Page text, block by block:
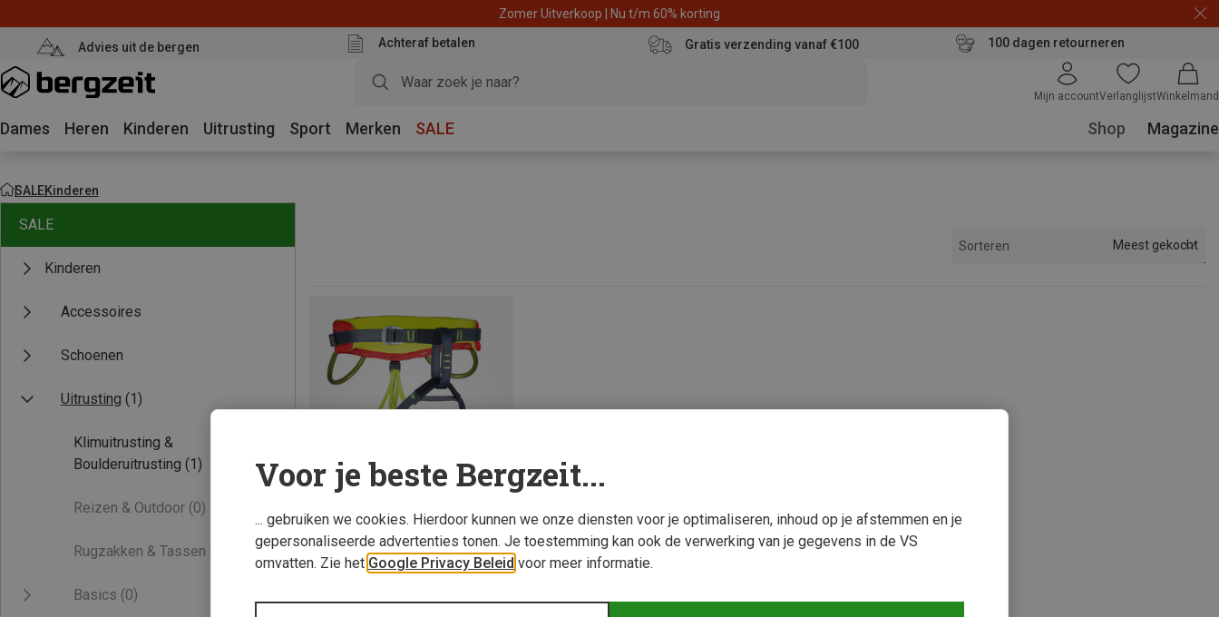
Zomer Uitverkoop | Nu t/m 60% korting
Advies uit de bergen Achteraf betalen Gratis verzending vanaf €100 100 dagen retourneren
Mijn accountVerlanglijstWinkelmand
Dames Heren Kinderen Uitrusting Sport Merken SALE Shop Magazine
SALEKinderen
SALE
Kinderen
Accessoires
Schoenen
Uitrusting (1)
Klimuitrusting &
Boulderuitrusting (1)
Reizen & Outdoor (0)
Rugzakken & Tassen
Basics (0)
Sorteren Meest gekocht
Voor je beste Bergzeit...
... gebruiken we cookies. Hierdoor kunnen we onze diensten voor je optimaliseren, inhoud op je afstemmen en je
gepersonaliseerde advertenties tonen. Je toestemming kan ook de verwerking van je gegevens in de VS
omvatten. Zie het Google Privacy Beleid voor meer informatie.